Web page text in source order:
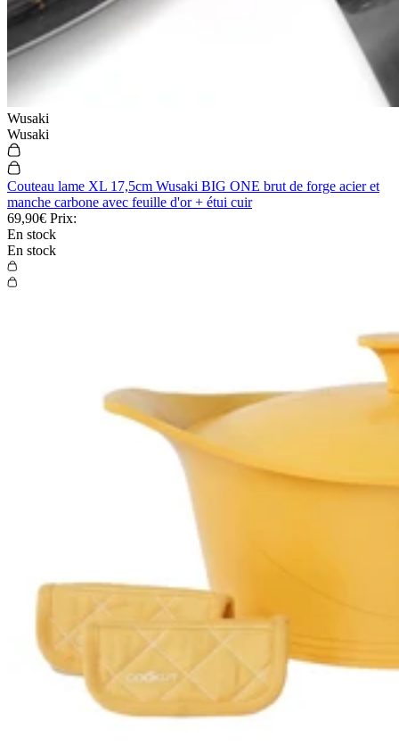
Wusaki
Wusaki
Couteau lame XL 17,5cm Wusaki BIG ONE brut de forge acier et
manche carbone avec feuille d'or + étui cuir
69,90€ Prix:
En stock
En stock